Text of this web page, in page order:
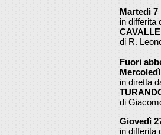
Martedì 7
in differita
di R.
Fuori
in diretta
di
Giovedì
in differita